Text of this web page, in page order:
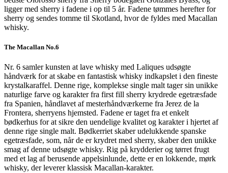
ligger med sherry i fadene i op til 5 år. Fadene tømmes herefter for
sherry og sendes tomme til Skotland, hvor de fyldes med Macallan
whisky.
The Macallan No.6
Nr. 6 samler kunsten at lave whisky med Laliques udsøgte
håndværk for at skabe en fantastisk whisky indkapslet i den fineste
krystalkaraffel. Denne rige, komplekse single malt tager sin unikke
naturlige farve og karakter fra first fill sherry krydrede egetræsfade
fra Spanien, håndlavet af mesterhåndværkerne fra Jerez de la
Frontera, sherryens hjemsted. Fadene er taget fra et enkelt
bødkerhus for at sikre den uendelige kvalitet og karakter i hjertet af
denne rige single malt. Bødkerriet skaber udelukkende spanske
egetræsfade, som, når de er krydret med sherry, skaber den unikke
smag af denne udsøgte whisky. Rig på krydderier og tørret frugt
med et lag af berusende appelsinlunde, dette er en lokkende, mørk
whisky, der leverer klassisk Macallan-karakter.